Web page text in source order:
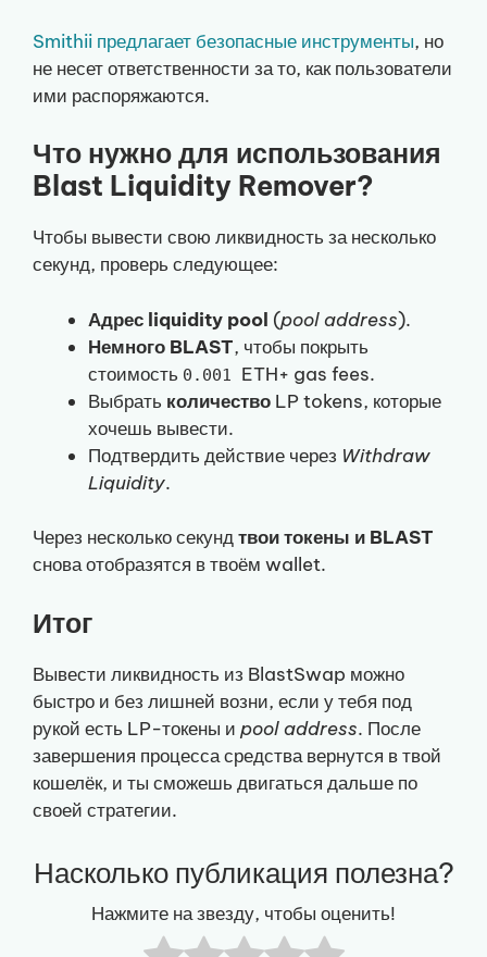
Smithii предлагает безопасные инструменты, но
не несет ответственности за то, как пользователи
ими распоряжаются.
Что нужно для использования
Blast Liquidity Remover?
Чтобы вывести свою ликвидность за несколько
секунд, проверь следующее:
Адрес liquidity pool (pool address).
Немного BLAST, чтобы покрыть
стоимость 0.001 ETH+ gas fees.
Выбрать количество LP tokens, которые
хочешь вывести.
Подтвердить действие через Withdraw
Liquidity.
Через несколько секундтвои токены и BLAST
снова отобразятся в твоём wallet.
Итог
Вывести ликвидность из BlastSwap можно
быстро и без лишней возни, если у тебя под
рукой есть LP-токены и pool address. После
завершения процесса средства вернутся в твой
кошелёк, и ты сможешь двигаться дальше по
своей стратегии.
Насколько публикация полезна?
Нажмите на звезду, чтобы оценить!